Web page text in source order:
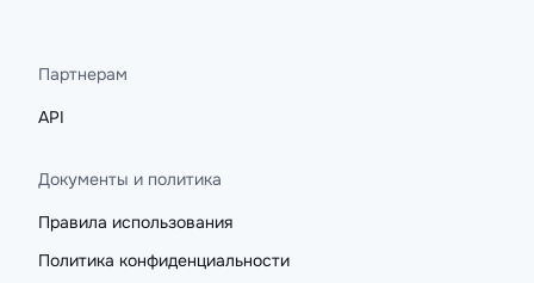
Партнерам
API
Документы и политика
Правила использования
Политика конфиденциальности